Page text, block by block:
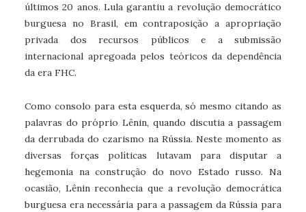
últimos 20 anos. Lula garantiu a revolução democrático
burguesa no Brasil, em contraposição a apropriação
privada dos recursos públicos e a submissão
internacional apregoada pelos teóricos da dependência
da era FHC.
Como consolo para esta esquerda, só mesmo citando as
palavras do próprio Lênin, quando discutia a passagem
da derrubada do czarismo na Rússia. Neste momento as
diversas forças políticas lutavam para disputar a
hegemonia na construção do novo Estado russo. Na
ocasião, Lênin reconhecia que a revolução democrática
burguesa era necessária para a passagem da Rússia para